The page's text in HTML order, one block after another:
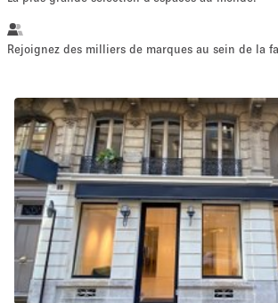
Vente au
détail
Showroom Événement Art
Séance de
photo
Conférence Réunion
Type de l'espace
Rejoignez des milliers de marques au sein de la